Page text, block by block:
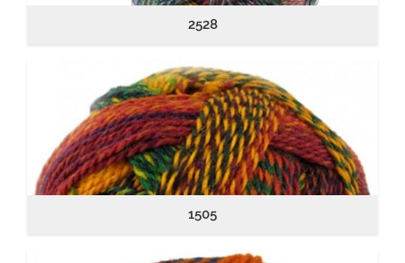
2528
1505